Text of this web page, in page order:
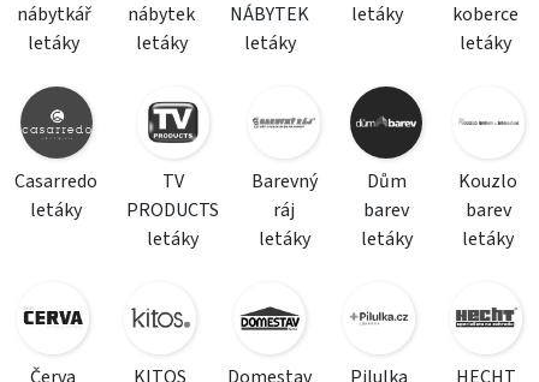
nábytkář
letáky
nábytek
letáky
NÁBYTEK
letáky
letáky
koberce
letáky
Casarredo
letáky
TV
PRODUCTS
letáky
Barevný
ráj
letáky
Dům
barev
letáky
Kouzlo
barev
letáky